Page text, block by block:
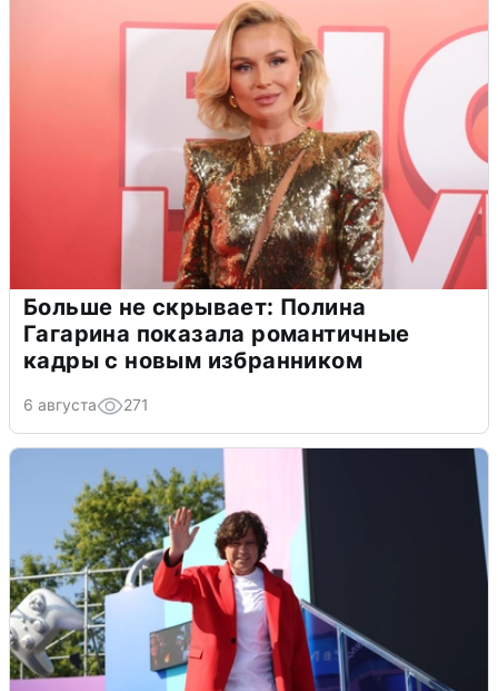
Больше не скрывает: Полина
Гагарина показала романтичные
кадры с новым избранником
6 августа 271